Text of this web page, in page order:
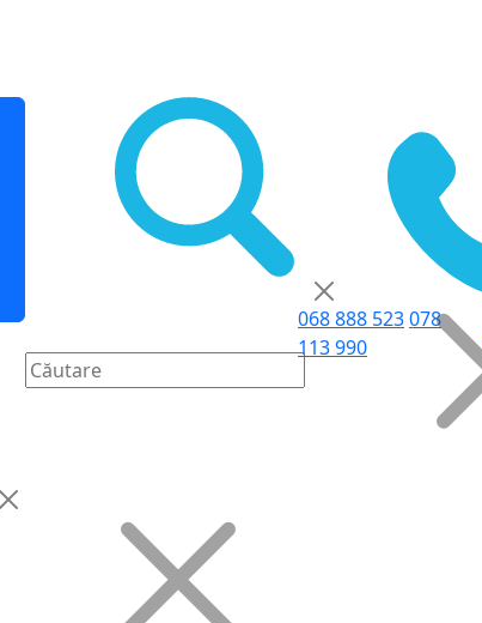
068 888 523078
113 990